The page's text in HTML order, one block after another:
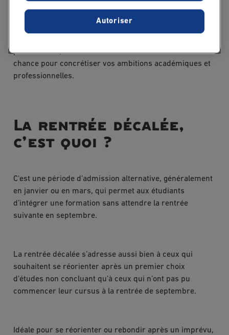
personnalisé, cette formule offre une véritable seconde
chance pour concrétiser vos ambitions académiques et
professionnelles.
La rentrée décalée,
c’est quoi ?
C'est une période d’admission alternative, généralement
en janvier ou en mars, qui permet aux étudiants
d’intégrer une formation sans attendre la rentrée
suivante en septembre.
La rentrée décalée s’adresse aussi bien à ceux qui
souhaitent se réorienter après un premier choix
d’études non concluant qu’à ceux qui n’ont pas pu
commencer leur cursus à la rentrée de septembre.
Idéale pour se réorienter ou rebondir après un imprévu,
Autoriser